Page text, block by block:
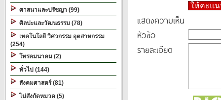
ศาสนาและปรัชญา (99)
ศิลปะและวัฒนธรรม (78)
เทคโนโลยี วิศวกรรม อุตสาหกรรม
(254)
โทรคมนาคม (2)
ทั่วไป (144)
สังคมศาสตร์ (81)
ไม่สังกัดหมวด (5)
ให้คะแ
แสดงความเห็น
หัวข้อ
รายละเอียด